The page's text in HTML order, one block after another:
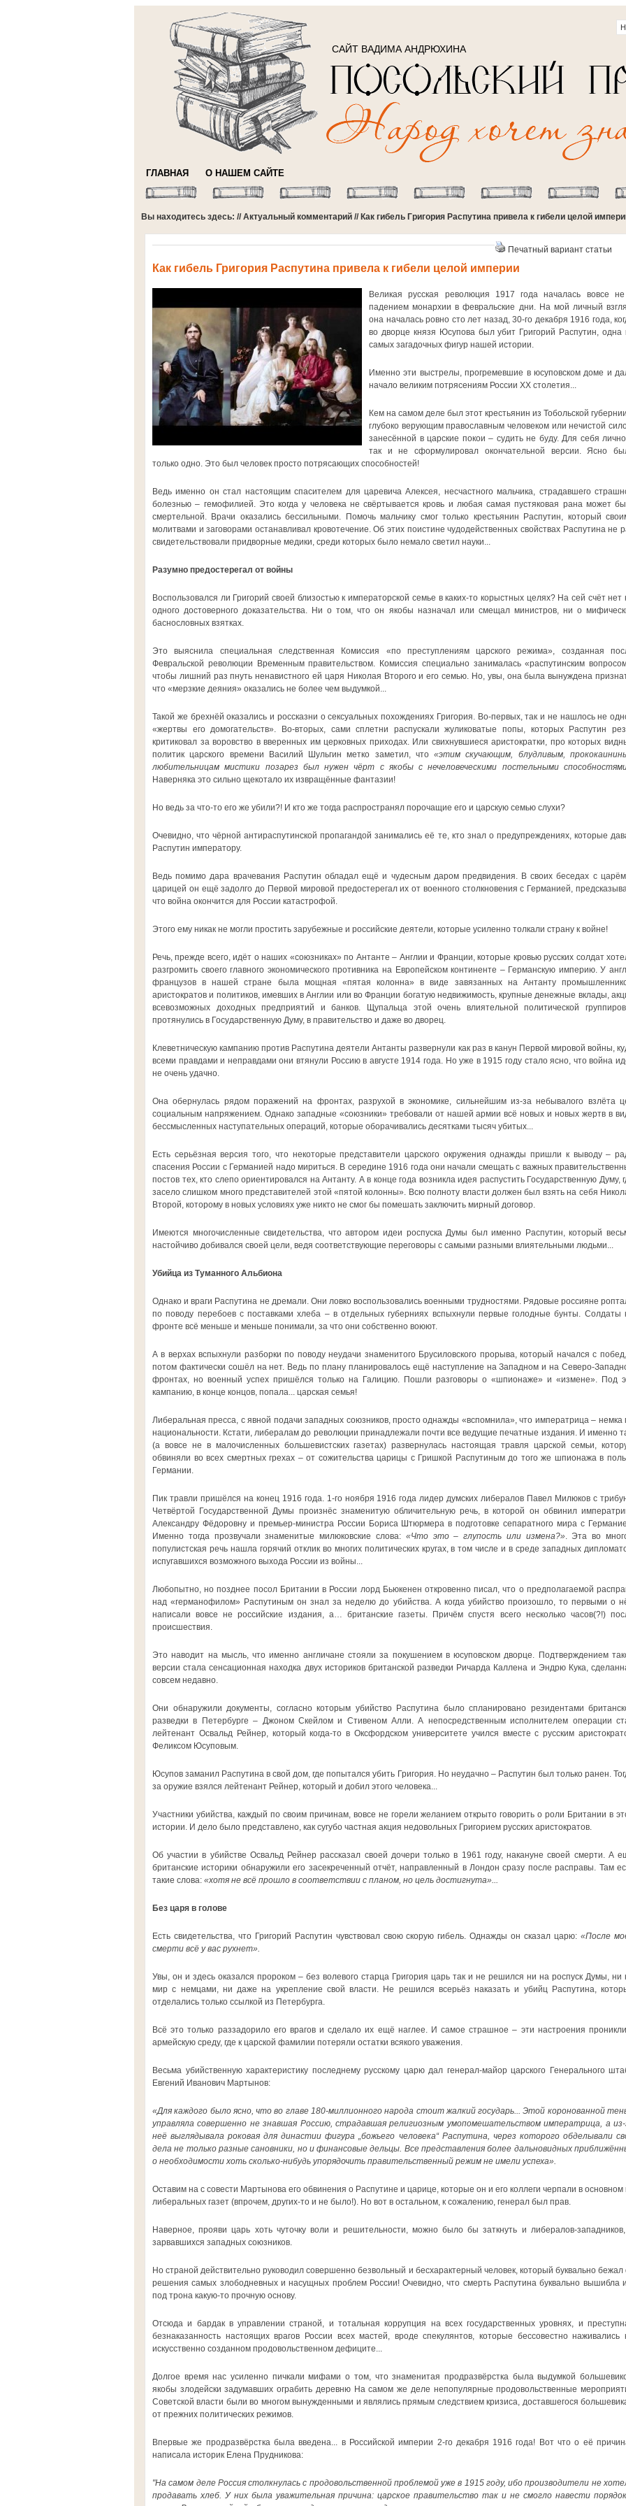
САЙТ ВАДИМА АНДРЮХИНА
ГЛАВНАЯ О НАШЕМ САЙТЕ
Вы находитесь здесь: //Актуальный комментарий // Как гибель Григория Распутина привела к гибели целой
Печатный вариант статьи
Как гибель Григория Распутина привела к гибели целой империи
Великая русская революция 1917 года началась вовсе
падением монархии в февральские дни. На мой личный
она началась ровно сто лет назад, 30-го декабря 1916 года,
во дворце князя Юсупова был убит Григорий Распутин, одна
самых загадочных фигур нашей истории.
Именно эти выстрелы, прогремевшие в юсуповском доме и
начало великим потрясениям России ХХ столетия...
Кем на самом деле был этот крестьянин из Тобольской
глубоко верующим православным человеком или нечистой
занесённой в царские покои – судить не буду. Для себя
так и не сформулировал окончательной версии. Ясно
только одно. Это был человек просто потрясающих способностей!
Ведь именно он стал настоящим спасителем для царевича Алексея, несчастного мальчика, страдавшего
болезнью – гемофилией. Это когда у человека не свёртывается кровь и любая самая пустяковая рана может
смертельной. Врачи оказались бессильными. Помочь мальчику смог только крестьянин Распутин, который
молитвами и заговорами останавливал кровотечение. Об этих поистине чудодейственных свойствах Распутина не
свидетельствовали придворные медики, среди которых было немало светил науки...
Разумно предостерегал от войны
Воспользовался ли Григорий своей близостью к императорской семье в каких-то корыстных целях? На сей счёт нет
одного достоверного доказательства. Ни о том, что он якобы назначал или смещал министров, ни о
баснословных взятках.
Это выяснила специальная следственная Комиссия «по преступлениям царского режима», созданная
Февральской революции Временным правительством. Комиссия специально занималась «распутинским
чтобы лишний раз пнуть ненавистного ей царя Николая Второго и его семью. Но, увы, она была вынуждена
что «мерзкие деяния» оказались не более чем выдумкой...
Такой же брехнёй оказались и россказни о сексуальных похождениях Григория. Во-первых, так и не нашлось не
«жертвы его домогательств». Во-вторых, сами сплетни распускали жуликоватые попы, которых Распутин
критиковал за воровство в вверенных им церковных приходах. Или свихнувшиеся аристократки, про которых
политик царского времени Василий Шульгин метко заметил, что«этим скучающим, блудливым,
любительницам мистики позарез был нужен чёрт с якобы с нечеловеческими постельными
Наверняка это сильно щекотало их извращённые фантазии!
Но ведь за что-то его же убили?! И кто же тогда распространял порочащие его и царскую семью слухи?
Очевидно, что чёрной антираспутинской пропагандой занимались её те, кто знал о предупреждениях, которые
Распутин императору.
Ведь помимо дара врачевания Распутин обладал ещё и чудесным даром предвидения. В своих беседах с
царицей он ещё задолго до Первой мировой предостерегал их от военного столкновения с Германией,
что война окончится для России катастрофой.
Этого ему никак не могли простить зарубежные и российские деятели, которые усиленно толкали страну к войне!
Речь, прежде всего, идёт о наших «союзниках» по Антанте – Англии и Франции, которые кровью русских солдат
разгромить своего главного экономического противника на Европейском континенте – Германскую империю. У
французов в нашей стране была мощная «пятая колонна» в виде завязанных на Антанту
аристократов и политиков, имевших в Англии или во Франции богатую недвижимость, крупные денежные вклады,
всевозможных доходных предприятий и банков. Щупальца этой очень влиятельной политической
протянулись в Государственную Думу, в правительство и даже во дворец.
Клеветническую кампанию против Распутина деятели Антанты развернули как раз в канун Первой мировой войны,
всеми правдами и неправдами они втянули Россию в августе 1914 года. Но уже в 1915 году стало ясно, что война
не очень удачно.
Она обернулась рядом поражений на фронтах, разрухой в экономике, сильнейшим из-за небывалого взлёта
социальным напряжением. Однако западные «союзники» требовали от нашей армии всё новых и новых жертв в
бессмысленных наступательных операций, которые оборачивались десятками тысяч убитых...
Есть серьёзная версия того, что некоторые представители царского окружения однажды пришли к выводу –
спасения России с Германией надо мириться. В середине 1916 года они начали смещать с важных
постов тех, кто слепо ориентировался на Антанту. А в конце года возникла идея распустить Государственную Думу,
засело слишком много представителей этой «пятой колонны». Всю полноту власти должен был взять на себя
Второй, которому в новых условиях уже никто не смог бы помешать заключить мирный договор.
Имеются многочисленные свидетельства, что автором идеи роспуска Думы был именно Распутин, который
настойчиво добивался своей цели, ведя соответствующие переговоры с самыми разными влиятельными людьми...
Убийца из Туманного Альбиона
Однако и враги Распутина не дремали. Они ловко воспользовались военными трудностями. Рядовые россияне
по поводу перебоев с поставками хлеба – в отдельных губерниях вспыхнули первые голодные бунты. Солдаты
фронте всё меньше и меньше понимали, за что они собственно воюют.
А в верхах вспыхнули разборки по поводу неудачи знаменитого Брусиловского прорыва, который начался с
потом фактически сошёл на нет. Ведь по плану планировалось ещё наступление на Западном и на Северо-
фронтах, но военный успех пришёлся только на Галицию. Пошли разговоры о «шпионаже» и «измене». Под
кампанию, в конце концов, попала... царская семья!
Либеральная пресса, с явной подачи западных союзников, просто однажды «вспомнила», что императрица – немка
национальности. Кстати, либералам до революции принадлежали почти все ведущие печатные издания. И именно
(а вовсе не в малочисленных большевистских газетах) развернулась настоящая травля царской семьи,
обвиняли во всех смертных грехах – от сожительства царицы с Гришкой Распутиным до того же шпионажа в
Германии.
Пик травли пришёлся на конец 1916 года. 1-го ноября 1916 года лидер думских либералов Павел Милюков с
Четвёртой Государственной Думы произнёс знаменитую обличительную речь, в которой он обвинил
Александру Фёдоровну и премьер-министра России Бориса Штюрмера в подготовке сепаратного мира с
Именно тогда прозвучали знаменитые милюковские слова: «Что это – глупость или измена?». Эта во
популистская речь нашла горячий отклик во многих политических кругах, в том числе и в среде западных
испугавшихся возможного выхода России из войны...
Любопытно, но позднее посол Британии в России лорд Бьюкенен откровенно писал, что о предполагаемой
над «германофилом» Распутиным он знал за неделю до убийства. А когда убийство произошло, то первыми о
написали вовсе не российские издания, а… британские газеты. Причём спустя всего несколько часов(?!)
происшествия.
Это наводит на мысль, что именно англичане стояли за покушением в юсуповском дворце. Подтверждением
версии стала сенсационная находка двух историков британской разведки Ричарда Каллена и Эндрю Кука,
совсем недавно.
Они обнаружили документы, согласно которым убийство Распутина было спланировано резидентами
разведки в Петербурге – Джоном Скейлом и Стивеном Алли. А непосредственным исполнителем операции
лейтенант Освальд Рейнер, который когда-то в Оксфордском университете учился вместе с русским
Феликсом Юсуповым.
Юсупов заманил Распутина в свой дом, где попытался убить Григория. Но неудачно – Распутин был только ранен.
за оружие взялся лейтенант Рейнер, который и добил этого человека...
Участники убийства, каждый по своим причинам, вовсе не горели желанием открыто говорить о роли Британии в
истории. И дело было представлено, как сугубо частная акция недовольных Григорием русских аристократов.
Об участии в убийстве Освальд Рейнер рассказал своей дочери только в 1961 году, накануне своей смерти. А
британские историки обнаружили его засекреченный отчёт, направленный в Лондон сразу после расправы. Там
такие слова: «хотя не всё прошло в соответствии с планом, но цель достигнута»...
Без царя в голове
Есть свидетельства, что Григорий Распутин чувствовал свою скорую гибель. Однажды он сказал царю:«После
смерти всё у вас рухнет».
Увы, он и здесь оказался пророком – без волевого старца Григория царь так и не решился ни на роспуск Думы, ни
мир с немцами, ни даже на укрепление свой власти. Не решился всерьёз наказать и убийц Распутина,
отделались только ссылкой из Петербурга.
Всё это только раззадорило его врагов и сделало их ещё наглее. И самое страшное – эти настроения
армейскую среду, где к царской фамилии потеряли остатки всякого уважения.
Весьма убийственную характеристику последнему русскому царю дал генерал-майор царского Генерального
Евгений Иванович Мартынов:
«Для каждого было ясно, что во главе 180-миллионного народа стоит жалкий государь... Этой коронованной
управляла совершенно не знавшая Россию, страдавшая религиозным умопомешательством императрица, а из-
неё выглядывала роковая для династии фигура „божьего человека“ Распутина, через которого обделывали
дела не только разные сановники, но и финансовые дельцы. Все представления более дальновидных
о необходимости хоть сколько-нибудь упорядочить правительственный режим не имели успеха».
Оставим на с совести Мартынова его обвинения о Распутине и царице, которые он и его коллеги черпали в основном
либеральных газет (впрочем, других-то и не было!). Но вот в остальном, к сожалению, генерал был прав.
Наверное, прояви царь хоть чуточку воли и решительности, можно было бы заткнуть и либералов-
зарвавшихся западных союзников.
Но страной действительно руководил совершенно безвольный и бесхарактерный человек, который буквально бежал
решения самых злободневных и насущных проблем России! Очевидно, что смерть Распутина буквально вышибла
под трона какую-то прочную основу.
Отсюда и бардак в управлении страной, и тотальная коррупция на всех государственных уровнях, и
безнаказанность настоящих врагов России всех мастей, вроде спекулянтов, которые бессовестно наживались
искусственно созданном продовольственном дефиците...
Долгое время нас усиленно пичкали мифами о том, что знаменитая продразвёрстка была выдумкой
якобы злодейски задумавших ограбить деревню На самом же деле непопулярные продовольственные
Советской власти были во многом вынужденными и являлись прямым следствием кризиса, доставшегося
от прежних политических режимов.
Впервые же продразвёрстка была введена... в Российской империи 2-го декабря 1916 года! Вот что о её
написала историк Елена Прудникова:
"На самом деле Россия столкнулась с продовольственной проблемой уже в 1915 году, ибо производители не
продавать хлеб. У них была уважительная причина: царское правительство так и не смогло навести